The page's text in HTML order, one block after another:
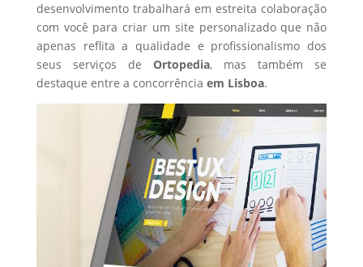
desenvolvimento trabalhará em estreita colaboração
com você para criar um site personalizado que não
apenas reflita a qualidade e profissionalismo dos
seus serviços de Ortopedia, mas também se
destaque entre a concorrência em Lisboa.